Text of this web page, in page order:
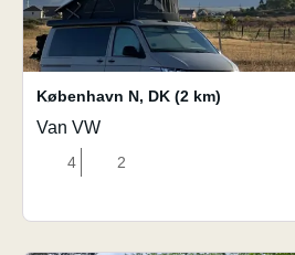
København N, DK (2 km)
Van VW
4 2